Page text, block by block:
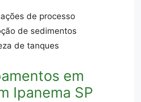
de processo
de sedimentos
de tanques
em
Ipanema SP